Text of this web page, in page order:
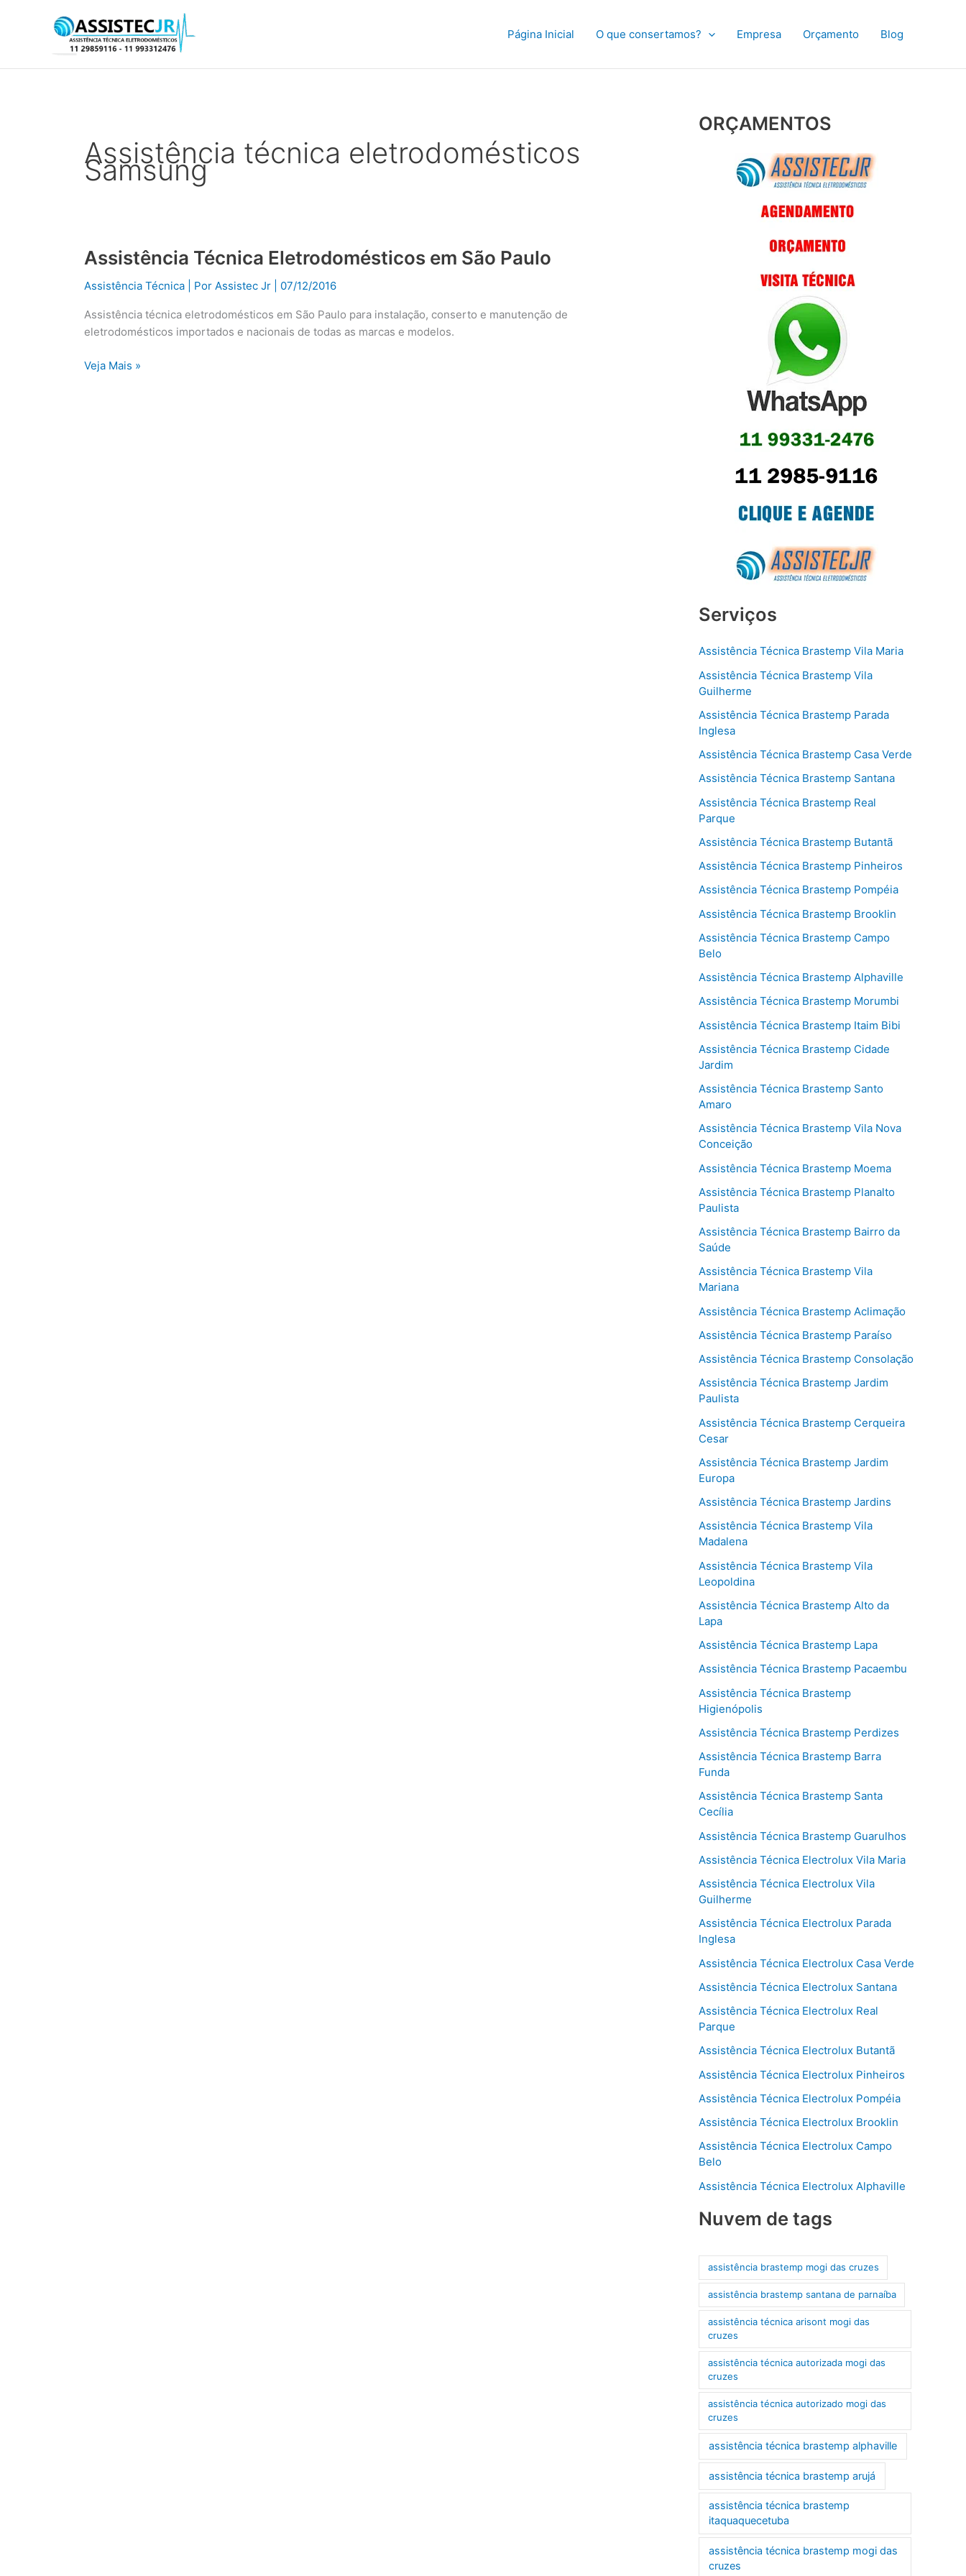
Página Inicial O que consertamos? Empresa Orçamento Blog
Assistência técnica eletrodomésticos
Samsung
Assistência Técnica Eletrodomésticos em São Paulo
Assistência Técnica | Por Assistec Jr 07/12/2016
Assistência técnica eletrodomésticos em São Paulo para instalação, conserto e manutenção de
eletrodomésticos importados e nacionais de todas as marcas e modelos.
Assistência
Eletrodomésticos
São
Paulo
Veja Mais »
ORÇAMENTOS
Serviços
Assistência Técnica Brastemp Vila Maria
Assistência Técnica Brastemp Vila
Guilherme
Assistência Técnica Brastemp Parada
Inglesa
Assistência Técnica Brastemp Casa Verde
Assistência Técnica Brastemp Santana
Assistência Técnica Brastemp Real
Parque
Assistência Técnica Brastemp Butantã
Assistência Técnica Brastemp Pinheiros
Assistência Técnica Brastemp Pompéia
Assistência Técnica Brastemp Brooklin
Assistência Técnica Brastemp Campo
Belo
Assistência Técnica Brastemp Alphaville
Assistência Técnica Brastemp Morumbi
Assistência Técnica Brastemp Itaim Bibi
Assistência Técnica Brastemp Cidade
Jardim
Assistência Técnica Brastemp Santo
Amaro
Assistência Técnica Brastemp Vila Nova
Conceição
Assistência Técnica Brastemp Moema
Assistência Técnica Brastemp Planalto
Paulista
Assistência Técnica Brastemp Bairro da
Saúde
Assistência Técnica Brastemp Vila
Mariana
Assistência Técnica Brastemp Aclimação
Assistência Técnica Brastemp Paraíso
Assistência Técnica Brastemp Consolação
Assistência Técnica Brastemp Jardim
Paulista
Assistência Técnica Brastemp Cerqueira
Cesar
Assistência Técnica Brastemp Jardim
Europa
Assistência Técnica Brastemp Jardins
Assistência Técnica Brastemp Vila
Madalena
Assistência Técnica Brastemp Vila
Leopoldina
Assistência Técnica Brastemp Alto da
Lapa
Assistência Técnica Brastemp Lapa
Assistência Técnica Brastemp Pacaembu
Assistência Técnica Brastemp
Higienópolis
Assistência Técnica Brastemp Perdizes
Assistência Técnica Brastemp Barra
Funda
Assistência Técnica Brastemp Santa
Cecília
Assistência Técnica Brastemp Guarulhos
Assistência Técnica Electrolux Vila Maria
Assistência Técnica Electrolux Vila
Guilherme
Assistência Técnica Electrolux Parada
Inglesa
Assistência Técnica Electrolux Casa Verde
Assistência Técnica Electrolux Santana
Assistência Técnica Electrolux Real
Parque
Assistência Técnica Electrolux Butantã
Assistência Técnica Electrolux Pinheiros
Assistência Técnica Electrolux Pompéia
Assistência Técnica Electrolux Brooklin
Assistência Técnica Electrolux Campo
Belo
Assistência Técnica Electrolux Alphaville
Nuvem de tags
assistência brastemp mogi das cruzes
assistência brastemp santana de parnaíba
assistência técnica arisont mogi das
cruzes
assistência técnica autorizada mogi das
cruzes
assistência técnica autorizado mogi das
cruzes
assistência técnica brastemp alphaville
assistência técnica brastemp arujá
assistência técnica brastemp
itaquaquecetuba
assistência técnica brastemp mogi das
cruzes